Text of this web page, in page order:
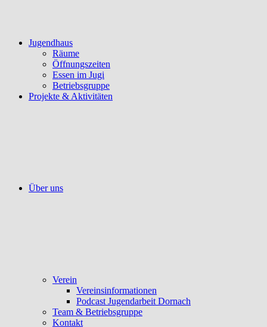
Jugendhaus
Räume
Öffnungszeiten
Essen im Jugi
Betriebsgruppe
Projekte & Aktivitäten
Über uns
Verein
Vereinsinformationen
Podcast Jugendarbeit Dornach
Team & Betriebsgruppe
Kontakt